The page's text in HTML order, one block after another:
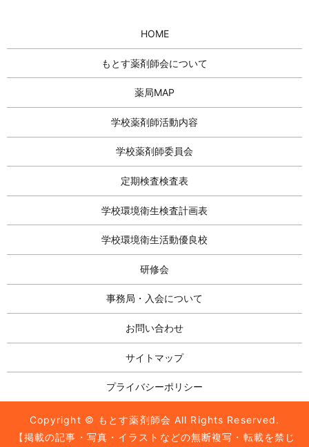
HOME
もとす薬剤師会について
薬局MAP
学校薬剤師活動内容
学校薬剤師委員会
定期検査検査表
学校環境衛生検査計画表
学校環境衛生活動優良校
研修会
事務局・入会について
お問い合わせ
サイトマップ
プライバシーポリシー
Copyright © もとす薬剤師会 All Rights Reserved.
【掲載の記事・写真・イラストなどの無断複写・転載を禁じ